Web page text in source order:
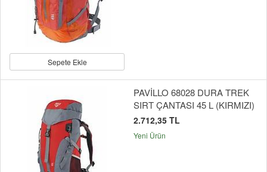
Sepete Ekle
PAVİLLO 68028 DURA TREK
SIRT ÇANTASI 45 L (KIRMIZI)
2.712,35 TL
Yeni Ürün